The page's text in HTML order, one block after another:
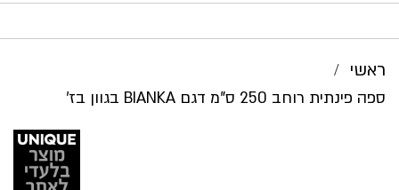
ראשי
ספה פינתית רוחב 250 ס"מ דגם BIANKA בגוון בז'